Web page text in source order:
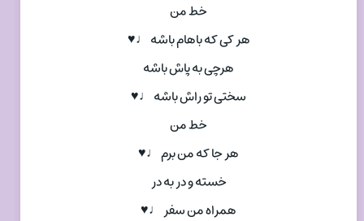
خط من
هر کی که باهام باشه ♩♥
هرچی به پاش باشه
سختی تو راش باشه ♩♥
خط من
هر جا که من برم ♩♥
خسته و در به در
همراه من سفر ♩♥